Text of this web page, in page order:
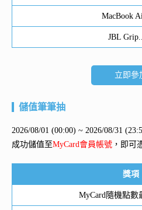
MacBook
JBL
立即參
儲值筆筆抽
2026/08/01 (00:00) ~ 2026/08/31
成功儲值至MyCard會員帳號 ，即可
獎項
MyCard隨機點數